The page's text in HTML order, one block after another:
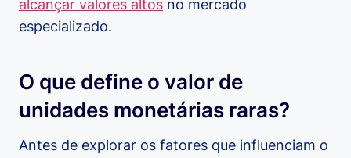
alcançar valores altos no mercado
especializado.
O que define o valor de
unidades monetárias raras?
Antes de explorar os fatores que influenciam o